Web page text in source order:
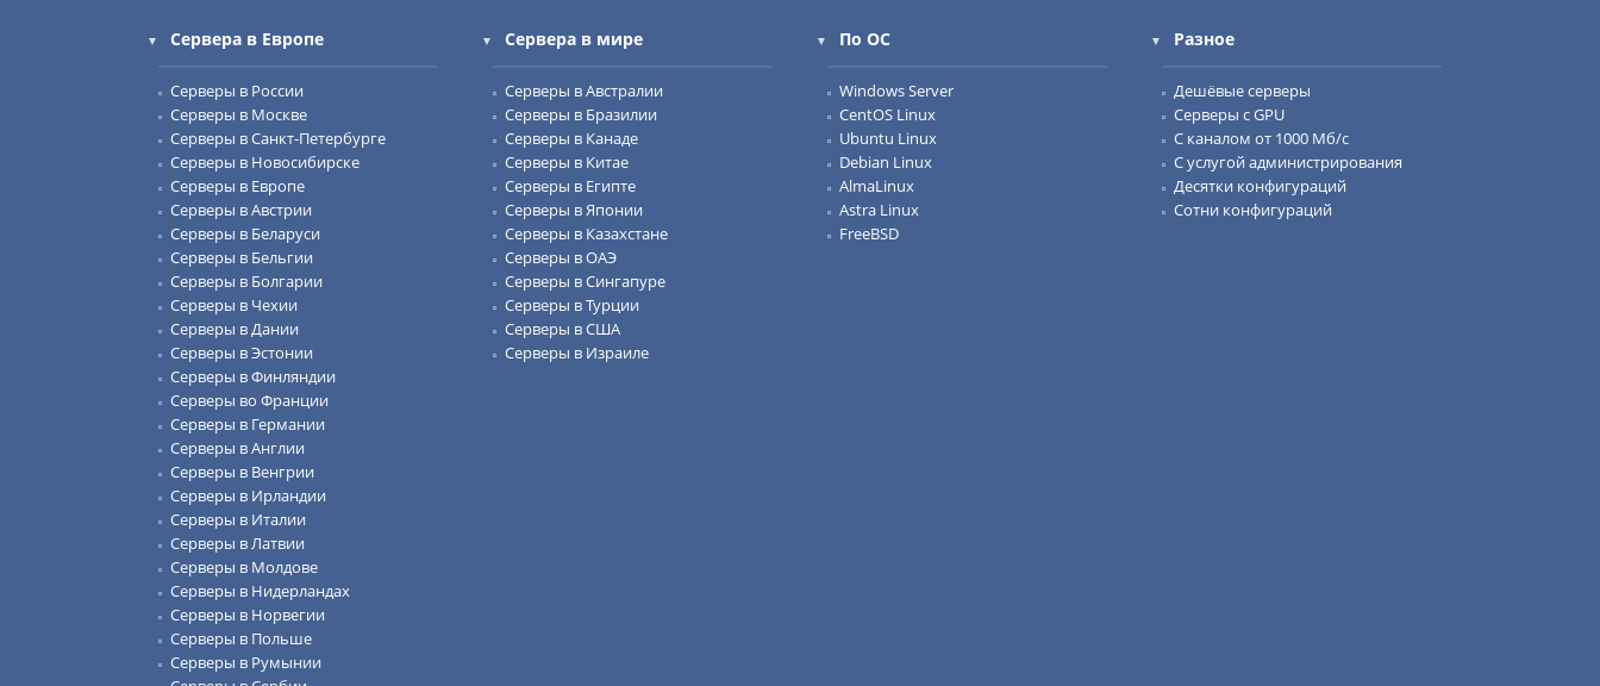
Сервера в Европе
Серверы в России
Серверы в Москве
Серверы в Санкт-Петербурге
Серверы в Новосибирске
Серверы в Европе
Серверы в Австрии
Серверы в Беларуси
Серверы в Бельгии
Серверы в Болгарии
Серверы в Чехии
Серверы в Дании
Серверы в Эстонии
Серверы в Финляндии
Серверы во Франции
Серверы в Германии
Серверы в Англии
Серверы в Венгрии
Серверы в Ирландии
Серверы в Италии
Серверы в Латвии
Серверы в Молдове
Серверы в Нидерландах
Серверы в Норвегии
Серверы в Польше
Серверы в Румынии
Сервера в мире
Серверы в Австралии
Серверы в Бразилии
Серверы в Канаде
Серверы в Китае
Серверы в Египте
Серверы в Японии
Серверы в Казахстане
Серверы в ОАЭ
Серверы в Сингапуре
Серверы в Турции
Серверы в США
Серверы в Израиле
По ОС
Windows Server
CentOS Linux
Ubuntu Linux
Debian Linux
AlmaLinux
Astra Linux
FreeBSD
Разное
Дешёвые серверы
Серверы с GPU
С каналом от 1000 Мб/с
С услугой администрирования
Десятки конфигураций
Сотни конфигураций